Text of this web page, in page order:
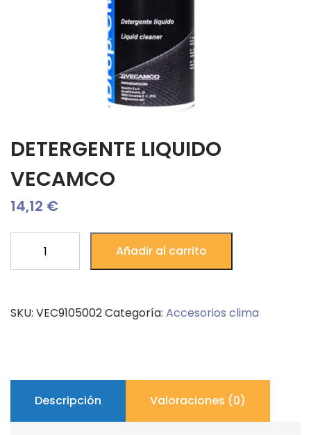
DETERGENTE LIQUIDO
VECAMCO
14,12 €
LIQUIDO
Añadir al carrito
SKU: VEC9105002Categoría: Accesorios clima
Descripción Valoraciones (0)